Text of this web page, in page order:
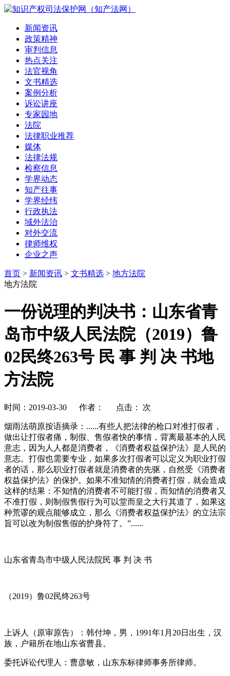
新闻资讯
政策精神
审判信息
热点关注
法官视角
文书精选
案例分析
诉讼讲座
专家园地
法院
法律职业推荐
媒体
法律法规
检察信息
学界动态
知产往事
学界经纬
行政执法
域外法治
对外交流
律师维权
企业之声
首页 > 新闻资讯 > 文书精选 > 地方法院
地方法院
一份说理的判决书：山东省青
岛市中级人民法院（2019）鲁
02民终263号 民 事 判 决 书地
方法院
时间：2019-03-30 作者： 点击： 次
烟雨法萌原按语摘录：......有些人把法律的枪口对准打假者，
做出让打假者痛，制假、售假者快的事情，背离最基本的人民
意志，因为人人都是消费者，《消费者权益保护法》是人民的
意志。打假也需要专业，如果多次打假者可以定义为职业打假
者的话，那么职业打假者就是消费者的先驱，自然受《消费者
权益保护法》的保护。如果不准知情的消费者打假，就会造成
这样的结果：不知情的消费者不可能打假，而知情的消费者又
不准打假，则制假售假行为可以堂而皇之大行其道了，如果这
种荒谬的观点能够成立，那么《消费者权益保护法》的立法宗
旨可以改为制假售假的护身符了。”......
山东省青岛市中级人民法院民 事 判 决 书
（2019）鲁02民终263号
上诉人（原审原告）：韩付坤，男，1991年1月20日出生，汉
族，户籍所在地山东省曹县。
委托诉讼代理人：曹彦敏，山东东标律师事务所律师。